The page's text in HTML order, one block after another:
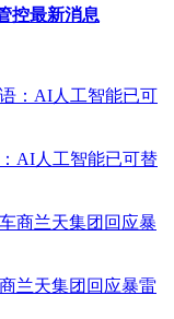
控最新消息
AI人工智能已可替
兰天集团回应暴雷